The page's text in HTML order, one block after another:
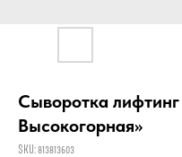
Сыворотка
Высокогорная»
SKU:813813603